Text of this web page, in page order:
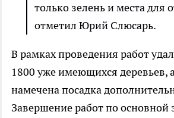
только зелень и места для
отметил Юрий Слюсарь.
В рамках проведения работ
1800 уже имеющихся деревьев,
намечена посадка
Завершение работ по основной